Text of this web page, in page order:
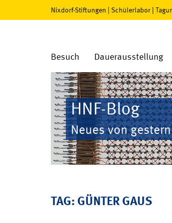
Nixdorf-Stiftungen | Schülerlabor |
Besuch Dauerausstellung
HNF-Blog
Neues von
TAG: GÜNTER GAUS